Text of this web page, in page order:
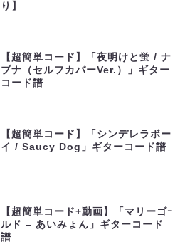
り】
【超簡単コード】「夜明けと蛍 / ナ
ブナ（セルフカバーVer.）」ギター
コード譜
【超簡単コード】「シンデレラボー
イ / Saucy Dog」ギターコード譜
【超簡単コード+動画】「マリーゴｰ
ルド – あいみょん」ギターコード
譜